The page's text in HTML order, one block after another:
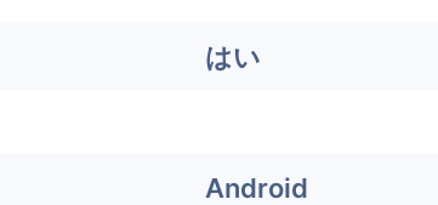
はい
Android